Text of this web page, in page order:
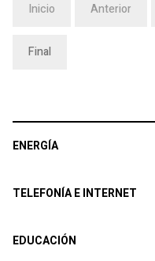
Inicio Anterior
Final
ENERGÍA
TELEFONÍA E INTERNET
EDUCACIÓN